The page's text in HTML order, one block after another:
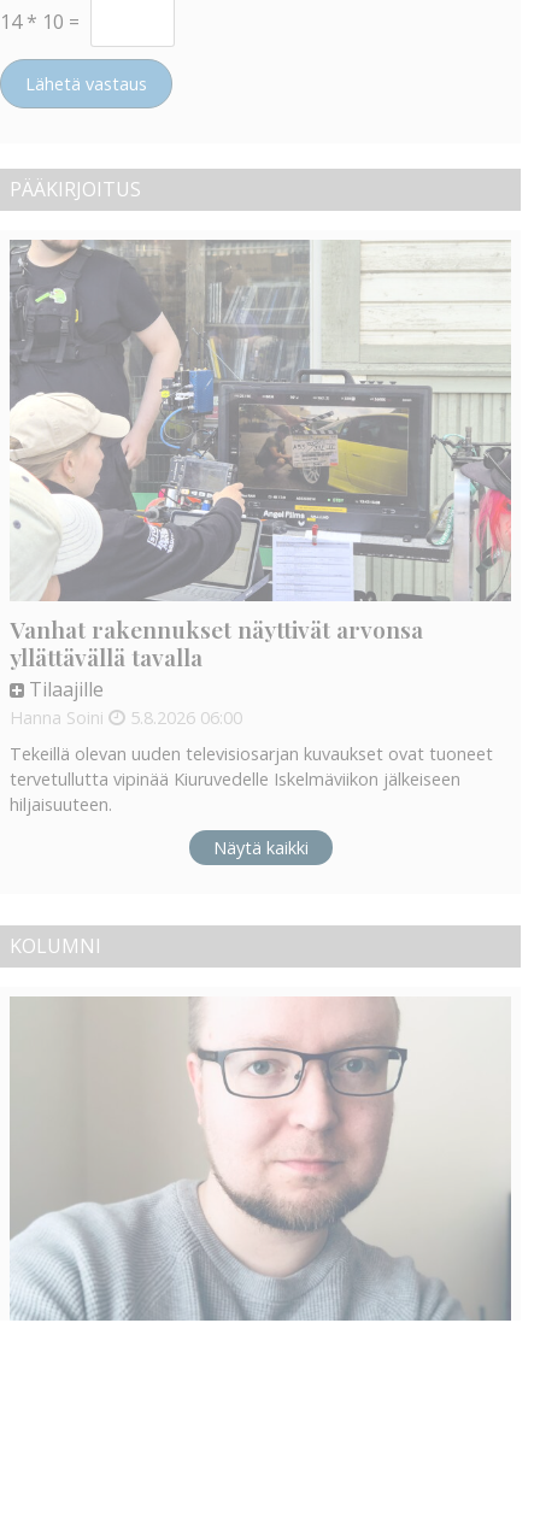
14 * 10 =
Lähetä vastaus
PÄÄKIRJOITUS
Vanhat rakennukset näyttivät arvonsa
yllättävällä tavalla
Tilaajille
Hanna Soini 5.8.2026 06:00
Tekeillä olevan uuden televisiosarjan kuvaukset ovat tuoneet
tervetullutta vipinää Kiuruvedelle Iskelmäviikon jälkeiseen
hiljaisuuteen.
Näytä kaikki
KOLUMNI